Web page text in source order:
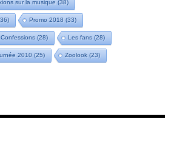
sur la musique (38)
Promo 2018 (33)
Confessions (28) Les fans (28)
2010 (25) Zoolook (23)